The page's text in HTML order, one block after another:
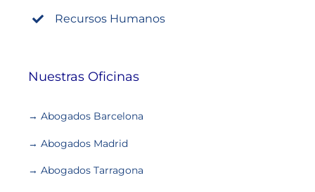
Recursos Humanos
Nuestras Oficinas
→ Abogados Barcelona
→ Abogados Madrid
→ Abogados Tarragona